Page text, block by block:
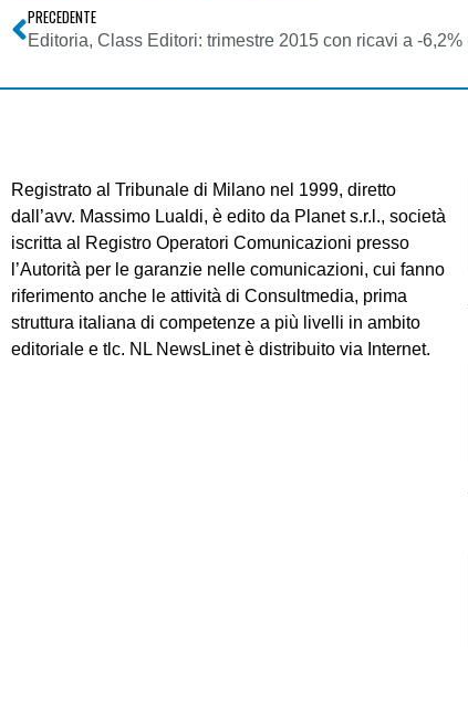
PRECEDENTE
Registrato al Tribunale di Milano nel 1999, diretto
dall’avv. Massimo Lualdi, è edito da Planet s.r.l., società
iscritta al Registro Operatori Comunicazioni presso
l’Autorità per le garanzie nelle comunicazioni, cui fanno
riferimento anche le attività di Consultmedia, prima
struttura italiana di competenze a più livelli in ambito
editoriale e tlc. NL NewsLinet è distribuito via Internet.